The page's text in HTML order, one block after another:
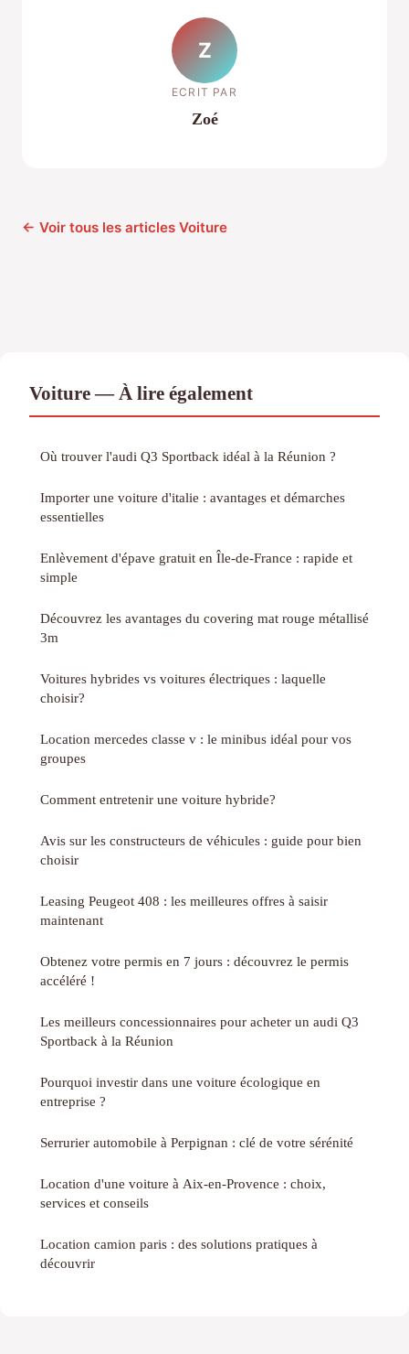
Z
ECRIT PAR
Zoé
← Voir tous les articles Voiture
Voiture — À lire également
Où trouver l'audi Q3 Sportback idéal à la Réunion ?
Importer une voiture d'italie : avantages et démarches
essentielles
Enlèvement d'épave gratuit en Île-de-France : rapide et
simple
Découvrez les avantages du covering mat rouge métallisé
3m
Voitures hybrides vs voitures électriques : laquelle
choisir?
Location mercedes classe v : le minibus idéal pour vos
groupes
Comment entretenir une voiture hybride?
Avis sur les constructeurs de véhicules : guide pour bien
choisir
Leasing Peugeot 408 : les meilleures offres à saisir
maintenant
Obtenez votre permis en 7 jours : découvrez le permis
accéléré !
Les meilleurs concessionnaires pour acheter un audi Q3
Sportback à la Réunion
Pourquoi investir dans une voiture écologique en
entreprise ?
Serrurier automobile à Perpignan : clé de votre sérénité
Location d'une voiture à Aix-en-Provence : choix,
services et conseils
Location camion paris : des solutions pratiques à
découvrir